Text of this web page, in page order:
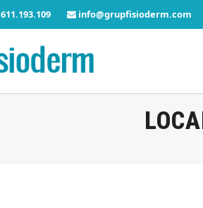
611.193.109 info@grupfisioderm.com